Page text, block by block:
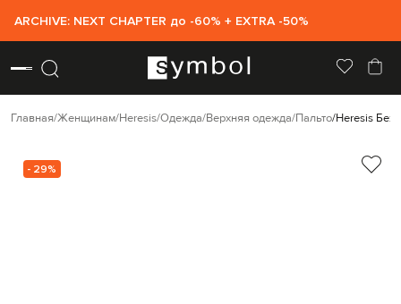
ARCHIVE: NEXT CHAPTER до -60% + EXTRA -50%
Главная Женщинам Heresis Одежда Верхняя одежда Пальто Heresis
- 29%